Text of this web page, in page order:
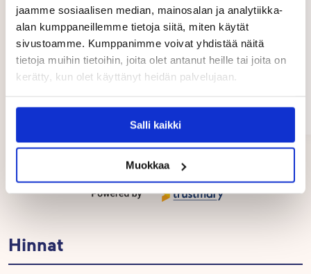
jaamme sosiaalisen median, mainosalan ja analytiikka-
alan kumppaneillemme tietoja siitä, miten käytät
sivustoamme. Kumppanimme voivat yhdistää näitä
tietoja muihin tietoihin, joita olet antanut heille tai joita on
kerätty, kun olet käyttänyt heidän palvelujaan.
Salli kaikki
Muokkaa
Page
of
Hinnat